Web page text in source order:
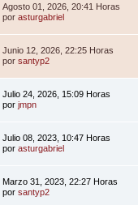
Agosto 01, 2026, 20:41 Horas
porasturgabriel
Junio 12, 2026, 22:25 Horas
porsantyp2
Julio 24, 2026, 15:09 Horas
porjmpn
Julio 08, 2023, 10:47 Horas
porasturgabriel
Marzo 31, 2023, 22:27 Horas
porsantyp2